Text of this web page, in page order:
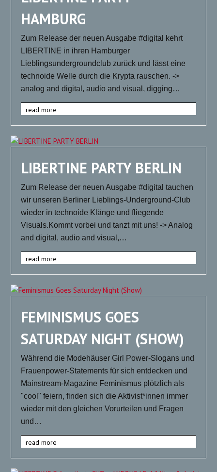
HAMBURG
Zum Release der neuen Ausgabe #digital kehrt
LIBERTINE in ihren Hamburger
Lieblingsundergroundclub zurück und lässt eine
technoide Welle durch die Krypta rauschen. ->
analog and digital, audio and visual, digging…
read more
LIBERTINE PARTY BERLIN
Zum Release der neuen Ausgabe #digital tauchen
wir unseren Berliner Lieblings-Underground-Club
wieder in technoide Klänge und fliegende
Visuals.Kommt vorbei und tanzt mit uns! -> Analog
and digital, audio and visual,…
read more
FEMINISMUS GOES
SATURDAY NIGHT (SHOW)
Während die Modehäuser Girl Power-Slogans und
Frauenpower-Statements für sich entdecken und
Mainstream-Magazine Feminismus plötzlich als
"cool" feiern, finden sich die Aktivist*innen immer
wieder mit den gleichen Vorurteilen und Fragen
und…
read more